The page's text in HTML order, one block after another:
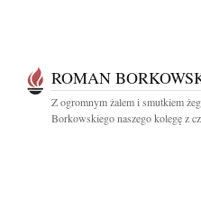
ROMAN
Z ogromnym żalem i smutkiem
Borkowskiego naszego kolegę z